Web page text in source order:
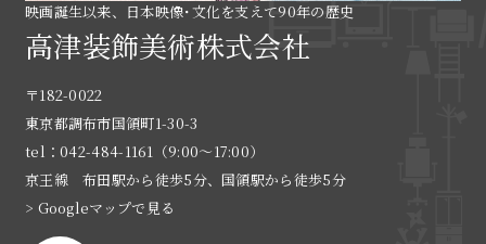
映画誕生以来、日本映像･文化を支えて90年の歴史
高津装飾美術株式会社
〒182-0022
東京都調布市国領町1-30-3
tel：042-484-1161（9:00〜17:00）
京王線 布田駅から徒歩5分、国領駅から徒歩5分
> Googleマップで見る